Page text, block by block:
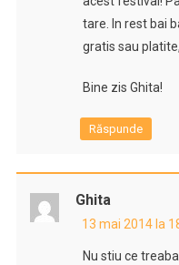
tare. In rest bai
gratis sau
Bine zis Ghita!
Răspunde
Ghita
13 mai 2014 la
Nu stiu ce